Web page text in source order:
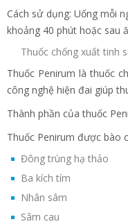
Cách sử dụng: Uống mỗi
khoảng 40 phút hoặc sau
Thuốc chống xuất tinh
Thuốc Penirum là thuốc
công nghệ hiện đai giúp
Thành phần của thuốc
Thuốc Penirum được bào
Đông trùng hạ thảo
Ba kích tím
Nhân sâm
Sâm cau